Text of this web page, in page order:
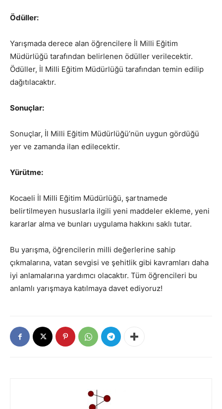
Ödüller:
Yarışmada derece alan öğrencilere İl Milli Eğitim
Müdürlüğü tarafından belirlenen ödüller verilecektir.
Ödüller, İl Milli Eğitim Müdürlüğü tarafından temin edilip
dağıtılacaktır.
Sonuçlar:
Sonuçlar, İl Milli Eğitim Müdürlüğü’nün uygun gördüğü
yer ve zamanda ilan edilecektir.
Yürütme:
Kocaeli İl Milli Eğitim Müdürlüğü, şartnamede
belirtilmeyen hususlarla ilgili yeni maddeler ekleme, yeni
kararlar alma ve bunları uygulama hakkını saklı tutar.
Bu yarışma, öğrencilerin milli değerlerine sahip
çıkmalarına, vatan sevgisi ve şehitlik gibi kavramları daha
iyi anlamalarına yardımcı olacaktır. Tüm öğrencileri bu
anlamlı yarışmaya katılmaya davet ediyoruz!